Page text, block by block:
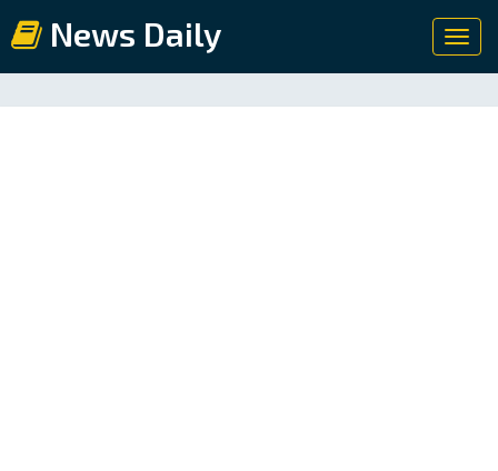
News Daily